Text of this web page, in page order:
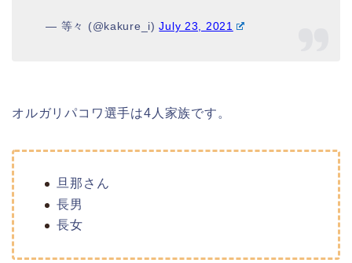
— 等々 (@kakure_i)July 23, 2021
オルガリパコワ選手は4人家族です。
旦那さん
長男
長女